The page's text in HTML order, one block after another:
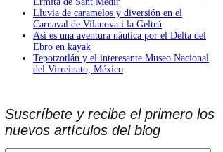
Lluvia de caramelos y diversión en el
Carnaval de Vilanova i la Geltrú
Así es una aventura náutica por el Delta del
Ebro en kayak
Tepotzotlán y el interesante Museo Nacional
del Virreinato, México
Suscríbete y recibe el primero los
nuevos artículos del blog